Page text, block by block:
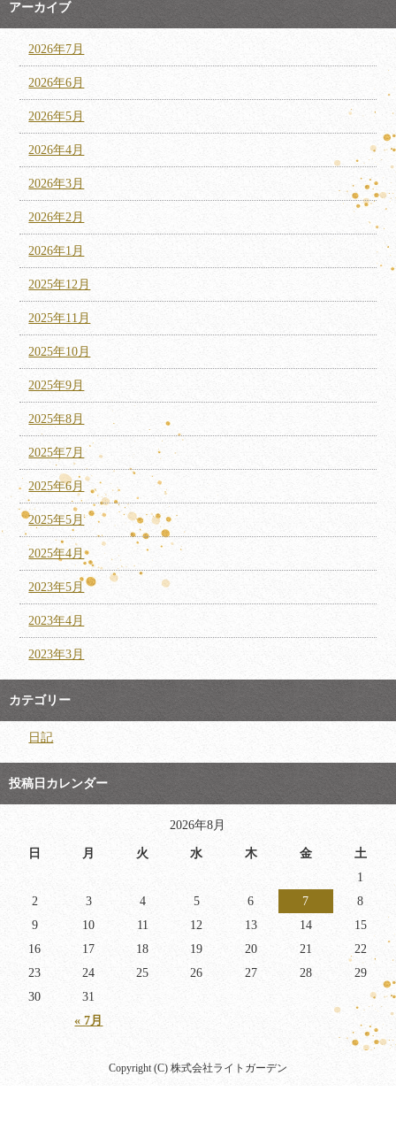
アーカイブ
2026年7月
2026年6月
2026年5月
2026年4月
2026年3月
2026年2月
2026年1月
2025年12月
2025年11月
2025年10月
2025年9月
2025年8月
2025年7月
2025年6月
2025年5月
2025年4月
2023年5月
2023年4月
2023年3月
カテゴリー
日記
投稿日カレンダー
2026年8月
日 月 火 水 木 金 土
« 7月
1
2
3 4 5 6 7
8
9
10 11 12 13 14
15
16
17 18 19 20 21
22
23
24 25 26 27 28
29
30
31
Copyright (C) 株式会社ライトガーデン